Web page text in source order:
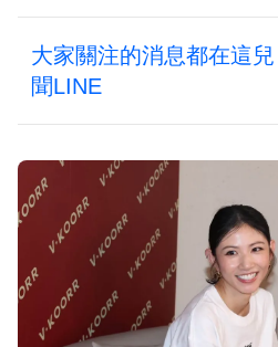
大家關注的消息都在這
聞LINE